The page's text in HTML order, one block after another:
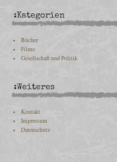
:Kategorien
Bücher
Filme
Gesellschaft und Politik
:Weiteres
Kontakt
Impressum
Datenschutz